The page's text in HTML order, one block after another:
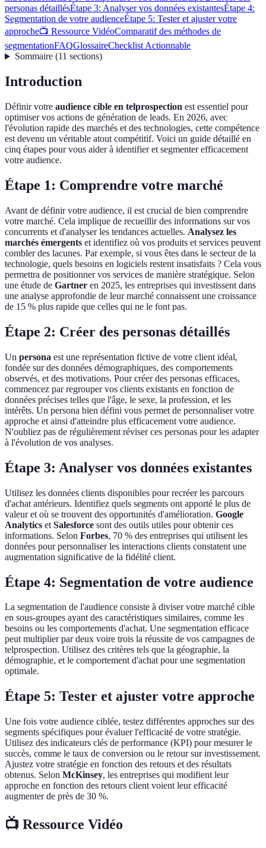
personas détaillésÉtape 3: Analyser vos données existantesÉtape 4:
Segmentation de votre audienceÉtape 5: Tester et ajuster votre
approche📺 Ressource VidéoComparatif des méthodes de
segmentationFAQGlossaireChecklist Actionnable
Sommaire(11 sections)
Introduction
Définir votre audience cible en telprospection est essentiel pour
optimiser vos actions de génération de leads. En 2026, avec
l'évolution rapide des marchés et des technologies, cette compétence
est devenu un véritable atout compétitif. Voici un guide détaillé en
cinq étapes pour vous aider à identifier et segmenter efficacement
votre audience.
Étape 1: Comprendre votre marché
Avant de définir votre audience, il est crucial de bien comprendre
votre marché. Cela implique de recueillir des informations sur vos
concurrents et d'analyser les tendances actuelles. Analysez les
marchés émergents et identifiez où vos produits et services peuvent
combler des lacunes. Par exemple, si vous êtes dans le secteur de la
technologie, quels besoins en logiciels restent insatisfaits ? Cela vous
permettra de positionner vos services de manière stratégique. Selon
une étude de Gartner en 2025, les entreprises qui investissent dans
une analyse approfondie de leur marché connaissent une croissance
de 15 % plus rapide que celles qui ne le font pas.
Étape 2: Créer des personas détaillés
Un persona est une représentation fictive de votre client idéal,
fondée sur des données démographiques, des comportements
observés, et des motivations. Pour créer des personas efficaces,
commencez par regrouper vos clients existants en fonction de
données précises telles que l'âge, le sexe, la profession, et les
intérêts. Un persona bien défini vous permet de personnaliser votre
approche et ainsi d'atteindre plus efficacement votre audience.
N'oubliez pas de régulièrement réviser ces personas pour les adapter
à l'évolution de vos analyses.
Étape 3: Analyser vos données existantes
Utilisez les données clients disponibles pour recréer les parcours
d'achat antérieurs. Identifiez quels segments ont apporté le plus de
valeur et où se trouvent des opportunités d'amélioration. Google
Analytics et Salesforce sont des outils utiles pour obtenir ces
informations. Selon Forbes, 70 % des entreprises qui utilisent les
données pour personnaliser les interactions clients constatent une
augmentation significative de la fidélité client.
Étape 4: Segmentation de votre audience
La segmentation de l'audience consiste à diviser votre marché cible
en sous-groupes ayant des caractéristiques similaires, comme les
besoins ou les comportements d'achat. Une segmentation efficace
peut multiplier par deux voire trois la réussite de vos campagnes de
telprospection. Utilisez des critères tels que la géographie, la
démographie, et le comportement d'achat pour une segmentation
optimale.
Étape 5: Tester et ajuster votre approche
Une fois votre audience ciblée, testez différentes approches sur des
segments spécifiques pour évaluer l'efficacité de votre stratégie.
Utilisez des indicateurs clés de performance (KPI) pour mesurer le
succès, comme le taux de conversion ou le retour sur investissement.
Ajustez votre stratégie en fonction des retours et des résultats
obtenus. Selon McKinsey, les entreprises qui modifient leur
approche en fonction des retours client voient leur efficacité
augmenter de près de 30 %.
📺 Ressource Vidéo